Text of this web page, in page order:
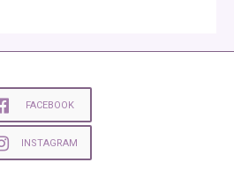
FACEBOOK
INSTAGRAM